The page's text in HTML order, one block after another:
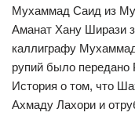
Мухаммад Саид из
Аманат Хану Ширази
каллиграфу
рупий было
История о том, что
Ахмаду Лахори и